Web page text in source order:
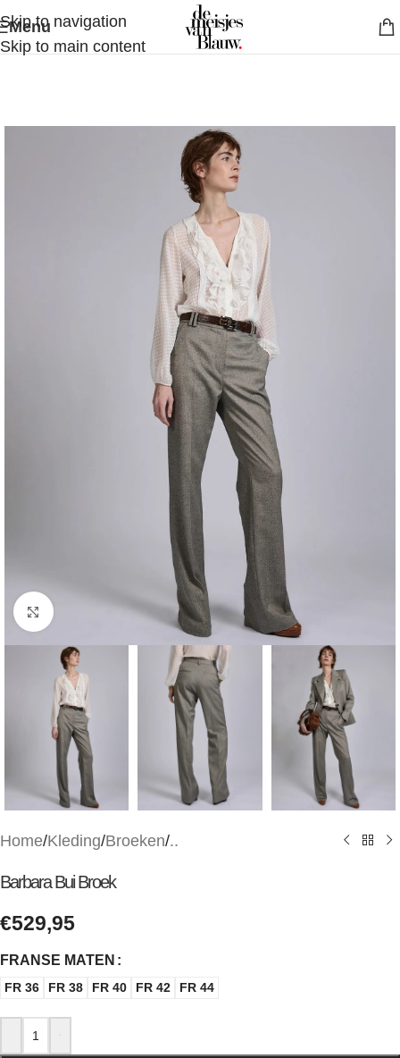
Skip to navigation
Skip to main content
Menu
Klik om te vergroten
Home/Kleding/Broeken/..
Barbara Bui Broek
€529,95
FRANSE MATEN
FR 36 FR 38 FR 40 FR 42 FR 44